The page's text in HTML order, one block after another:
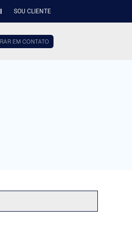
SOU CLIENTE
EM CONTATO